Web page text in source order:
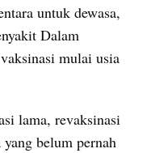
untuk dewasa,
Dalam
mulai usia
lama, revaksinasi
belum pernah